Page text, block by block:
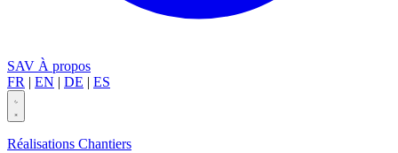
SAV À propos
FR | EN | DE | ES
Réalisations Chantiers